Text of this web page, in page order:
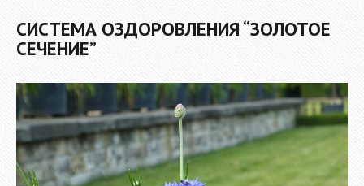
CИСТЕМА ОЗДОРОВЛЕНИЯ “ЗОЛОТОЕ
СЕЧЕНИЕ”